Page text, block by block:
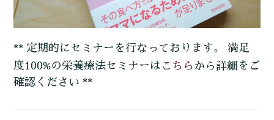
** 定期的にセミナーを行なっております。 満足
度100%の栄養療法セミナーは こちら から詳細をご
確認ください **